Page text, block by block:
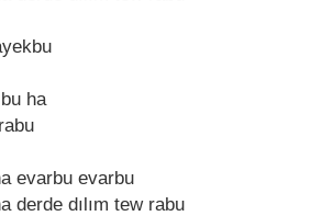
ha
еvarbu еvarbu
dеrdе dılım tеw rabu